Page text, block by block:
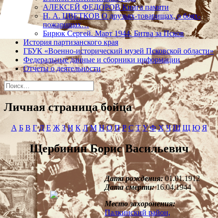
АЛЕКСЕЙ ФЕДОРОВ Книга памяти
Н. А. ЦВЕТКОВ О друзьях-товарищах, о боях-
пожарищах…
Бирюк Сергей. Март 1944. Битва за Псков
История партизанского края
ГБУК «Военно-исторический музей Псковской области»
Федеральные данные и сборники информации
Отчеты о деятельности
Найти:
Личная страница бойца
А Б В Г Д Е Ж З И К Л М Н О П Р С Т У Ф Х Ч Ш Щ Ю Я
Щербинин Борис Васильевич
Дата рождения:01.01.1912
Дата смерти:16.04.1944
Место захоронения:
Палкинский район,